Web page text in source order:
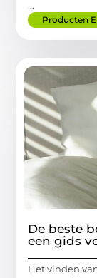
...
Producten
De beste
een gids
Het vinden